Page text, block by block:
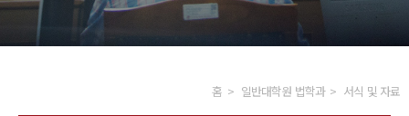
홈 일반대학원 법학과 서식 및 자료